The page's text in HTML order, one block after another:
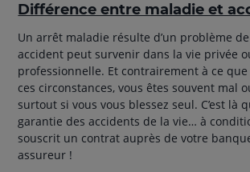
Différence entre maladie et
Un arrêt maladie résulte d’un problème
accident peut survenir dans la vie privée
professionnelle. Et contrairement à ce que
ces circonstances, vous êtes souvent mal
surtout si vous vous blessez seul. C’est là
garantie des accidents de la vie… à
souscrit un contrat auprès de votre
assureur !